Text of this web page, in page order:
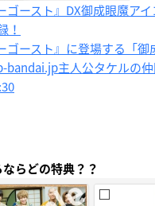
ゴースト』DX御成眼魔ア
！
ゴースト』に登場する「
bandai.jp主人公タケルの
らどの特典？？